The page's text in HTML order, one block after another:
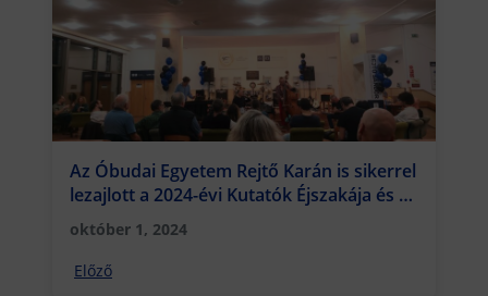
Az Óbudai Egyetem Rejtő Karán is sikerrel
lezajlott a 2024-évi Kutatók Éjszakája és az
őszi alumni találkozó
október 1, 2024
Előző